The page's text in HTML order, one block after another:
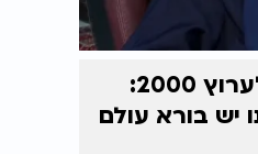
בבא ברוך אבוחצירא לערוץ 2000:
יש בורא עולם